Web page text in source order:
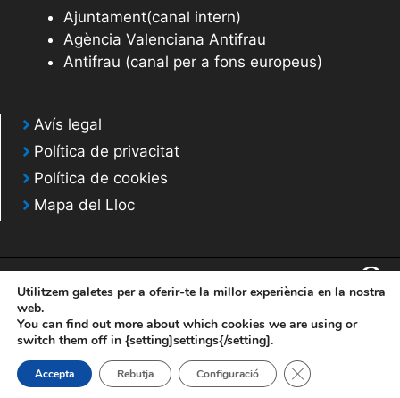
Ajuntament(canal intern)
Agència Valenciana Antifrau
Antifrau (canal per a fons europeus)
Avís legal
Política de privacitat
Política de cookies
Mapa del Lloc
© 2020 Web desarrollada por el Servicio de Informática de Diputación de
Alicante
Utilitzem galetes per a oferir-te la millor experiència en la nostra
web.
You can find out more about which cookies we are using or
switch them off in {setting]settings{/setting].
Accepta Rebutja Configuració Tanca el bàner de